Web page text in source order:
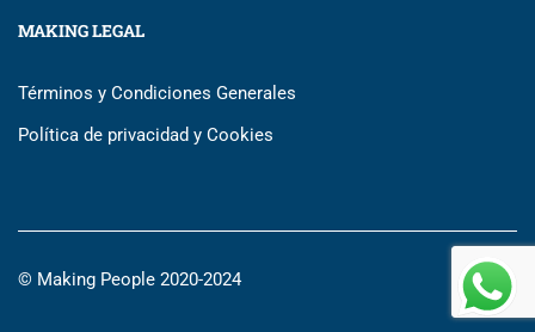
MAKING LEGAL
Términos y Condiciones Generales
Política de privacidad y Cookies
© Making People 2020-2024